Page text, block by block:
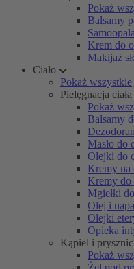
Pokaż
Balsamy
Krem do
Makijaż
Ciało
Pokaż wszystkie
Pielęgnacja ciała
Pokaż
Balsamy
Masło do
Olejki do
Kremy na
Kremy do
Mgiełki
Olej i
Olejki
Opieka
Kąpiel i prysznic
Pokaż